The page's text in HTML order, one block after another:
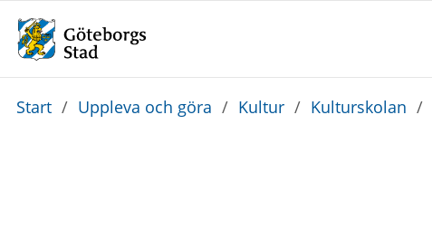
Du
Start / Uppleva och göra / Kultur / Kulturskolan /